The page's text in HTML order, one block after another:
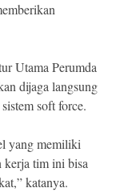
Utama Perumda
dijaga langsung
soft force.
yang memiliki
kerja tim ini bisa
katanya.